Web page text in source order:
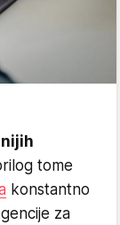
tome
konstantno
za